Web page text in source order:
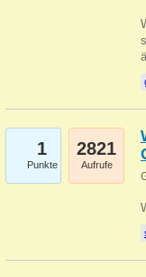
1
Punkte
2821
Aufrufe